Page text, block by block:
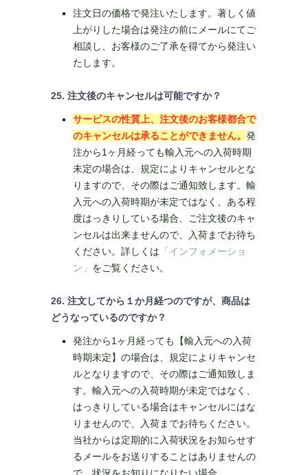
注文日の価格で発注いたします。著しく値
上がりした場合は発注の前にメールにてご
相談し、お客様のご了承を得てから発注い
たします。
25. 注文後のキャンセルは可能ですか？
サービスの性質上、注文後のお客様都合で
のキャンセルは承ることができません。 発
注から1ヶ月経っても輸入元への入荷時期
未定の場合は、規定によりキャンセルとな
りますので、その際はご通知致します。輸
入元への入荷時期が未定ではなく、ある程
度はっきりしている場合、ご注文後のキャ
ンセルは出来ませんので、入荷までお待ち
ください。詳しくは 「インフォメーショ
ン」 をご覧ください。
26. 注文してから１か月経つのですが、商品は
どうなっているのですか？
発注から1ヶ月経っても【輸入元への入荷
時期未定】の場合は、規定によりキャンセ
ルとなりますので、その際はご通知致しま
す。輸入元への入荷時期が未定ではなく、
はっきりしている場合はキャンセルにはな
りませんので、入荷までお待ちください。
当社からは定期的に入荷状況をお知らせす
るメールをお送りすることはありませんの